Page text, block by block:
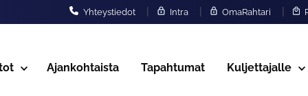
Ajankohtaista Tapahtumat Kuljettajalle
Yhteystiedot | Intra | OmaRahtari |